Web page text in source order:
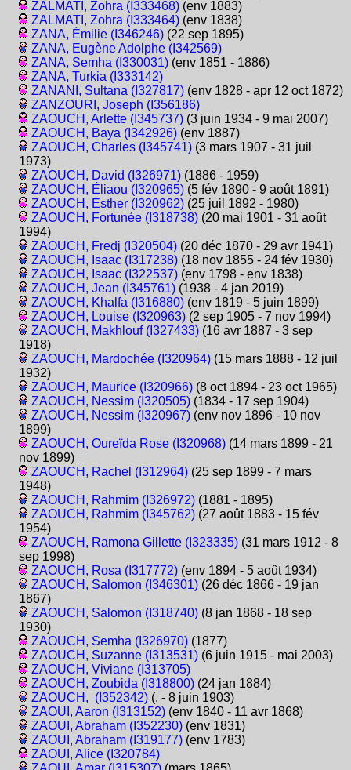
ZALMATI, Zohra (I333468) (env 1883)
ZALMATI, Zohra (I333464) (env 1838)
ZANA, Émilie (I346246) (22 sep 1895)
ZANA, Eugène Adolphe (I342569)
ZANA, Semha (I330031) (env 1851 - 1886)
ZANA, Turkia (I333142)
ZANANI, Sultana (I327817) (env 1828 - apr 12 oct 1872)
ZANZOURI, Joseph (I356186)
ZAOUCH, Arlette (I345737) (3 juin 1934 - 9 mai 2007)
ZAOUCH, Baya (I342926) (env 1887)
ZAOUCH, Charles (I345741) (3 mars 1907 - 31 juil
1973)
ZAOUCH, David (I326971) (1886 - 1959)
ZAOUCH, Éliaou (I320965) (5 fév 1890 - 9 août 1891)
ZAOUCH, Esther (I320962) (25 juil 1892 - 1980)
ZAOUCH, Fortunée (I318738) (20 mai 1901 - 31 août
1994)
ZAOUCH, Fredj (I320504) (20 déc 1870 - 29 avr 1941)
ZAOUCH, Isaac (I317238) (18 nov 1855 - 24 fév 1930)
ZAOUCH, Isaac (I322537) (env 1798 - env 1838)
ZAOUCH, Jean (I345761) (1938 - 4 jan 2019)
ZAOUCH, Khalfa (I316880) (env 1819 - 5 juin 1899)
ZAOUCH, Louise (I320963) (2 sep 1905 - 7 nov 1994)
ZAOUCH, Makhlouf (I327433) (16 avr 1887 - 3 sep
1918)
ZAOUCH, Mardochée (I320964) (15 mars 1888 - 12 juil
1932)
ZAOUCH, Maurice (I320966) (8 oct 1894 - 23 oct 1965)
ZAOUCH, Nessim (I320505) (1834 - 17 sep 1904)
ZAOUCH, Nessim (I320967) (env nov 1896 - 10 nov
1899)
ZAOUCH, Oureïda Rose (I320968) (14 mars 1899 - 21
nov 1899)
ZAOUCH, Rachel (I312964) (25 sep 1899 - 7 mars
1948)
ZAOUCH, Rahmim (I326972) (1881 - 1895)
ZAOUCH, Rahmim (I345762) (27 août 1883 - 15 fév
1954)
ZAOUCH, Ramona Gillette (I323335) (31 mars 1912 - 8
sep 1998)
ZAOUCH, Rosa (I317772) (env 1894 - 5 août 1934)
ZAOUCH, Salomon (I346301) (26 déc 1866 - 19 jan
1867)
ZAOUCH, Salomon (I318740) (8 jan 1868 - 18 sep
1930)
ZAOUCH, Semha (I326970) (1877)
ZAOUCH, Suzanne (I313531) (6 juin 1915 - mai 2003)
ZAOUCH, Viviane (I313705)
ZAOUCH, Zoubida (I318800) (24 jan 1884)
ZAOUCH, (I352342) (. - 8 juin 1903)
ZAOUI, Aaron (I313152) (env 1840 - 11 avr 1868)
ZAOUI, Abraham (I352230) (env 1831)
ZAOUI, Abraham (I319177) (env 1783)
ZAOUI, Alice (I320784)